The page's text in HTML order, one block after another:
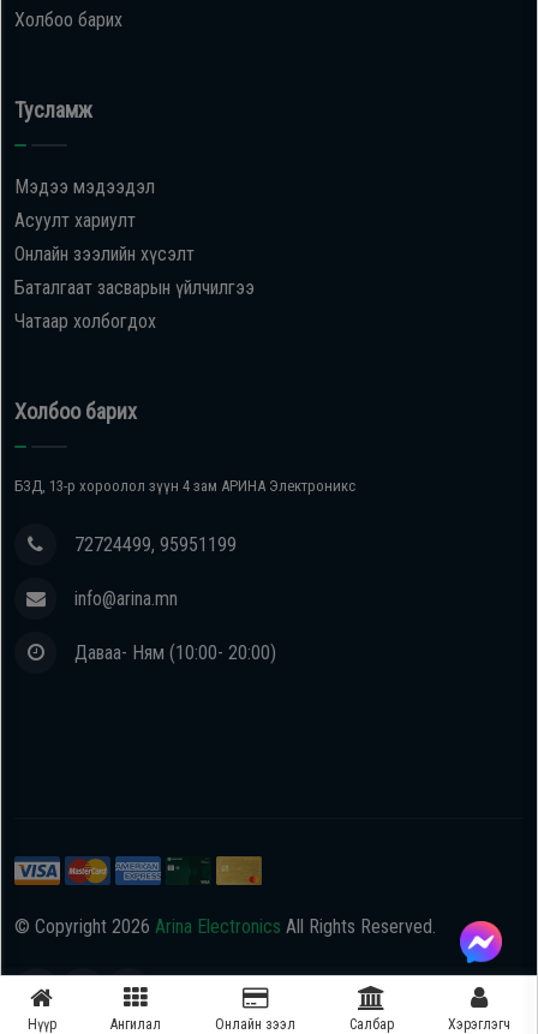
Холбоо барих
Тусламж
Мэдээ мэдээдэл
Асуулт хариулт
Онлайн зээлийн хүсэлт
Баталгаат засварын үйлчилгээ
Чатаар холбогдох
Холбоо барих
БЗД, 13-р хороолол зүүн 4 зам АРИНА Электроникс
72724499, 95951199
info@arina.mn
Даваа- Ням (10:00- 20:00)
© Copyright 2026 Arina Electronics All Rights Reserved.
Нүүр Ангилал Онлайн зээл Салбар Хэрэглэгч